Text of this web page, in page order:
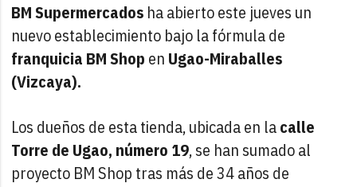
BM Supermercados ha abierto este jueves un
nuevo establecimiento bajo la fórmula de
franquicia BM Shop en Ugao-Miraballes
(Vizcaya).
Los dueños de esta tienda, ubicada en lacalle
Torre de Ugao, número 19, se han sumado al
proyecto BM Shop tras más de 34 años de